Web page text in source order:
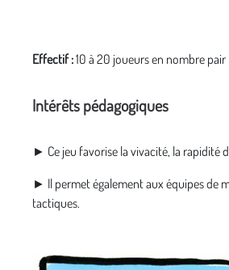
Effectif :10 à 20 joueurs en nombre pair
Intérêts pédagogiques
► Ce jeu favorise la vivacité, la rapidité
► Il permet également aux équipes de
tactiques.